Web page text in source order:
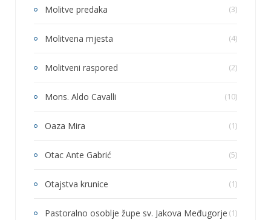
Molitve predaka (3)
Molitvena mjesta (4)
Molitveni raspored (2)
Mons. Aldo Cavalli (10)
Oaza Mira (1)
Otac Ante Gabrić (5)
Otajstva krunice (1)
Pastoralno osoblje župe sv. Jakova Međugorje (1)